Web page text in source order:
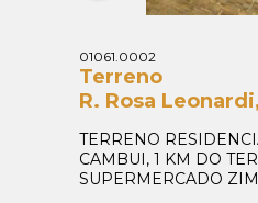
01061.0002
Terreno
R. Rosa
TERRENO
CAMBUI, 1 KM DO
SUPERMERCADO